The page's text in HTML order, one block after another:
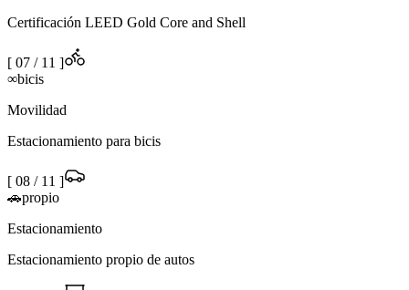
Certificación LEED Gold Core and Shell
[ 07 / 11 ]
∞bicis
Movilidad
Estacionamiento para bicis
[ 08 / 11 ]
🚗propio
Estacionamiento
Estacionamiento propio de autos